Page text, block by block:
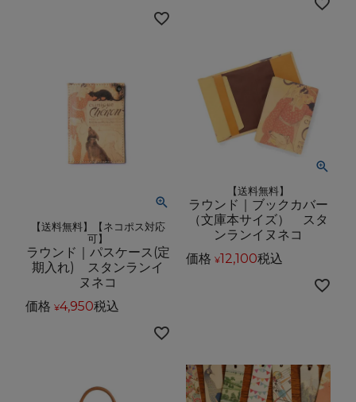
【送料無料】【ネコポス対応
可】
ラウンド｜パスケース(定
期入れ) スタンランイ
ヌネコ
価格 ¥4,950税込
【送料無料】
ラウンド｜ブックカバー
（文庫本サイズ） スタ
ンランイヌネコ
価格 ¥12,100税込